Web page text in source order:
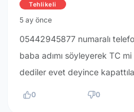
Tehlikeli
5 ay önce
05442945877 numaralı
baba adımı söyleyerek TC
dediler evet deyince
0 0